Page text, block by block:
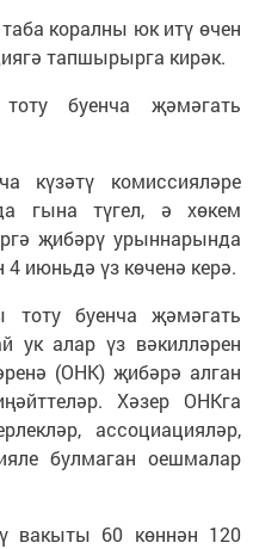
коралны юк итү өчен
тапшырырга кирәк.
буенча җәмәгать
күзәтү комиссияләре
гына түгел, ә хөкем
җибәрү урыннарында
июньдә үз көченә керә.
тоту буенча җәмәгать
ук алар үз вәкилләрен
(ОНК) җибәрә алган
Хәзер ОНКга
ассоциацияләр,
булмаган оешмалар
вакыты 60 көннән 120